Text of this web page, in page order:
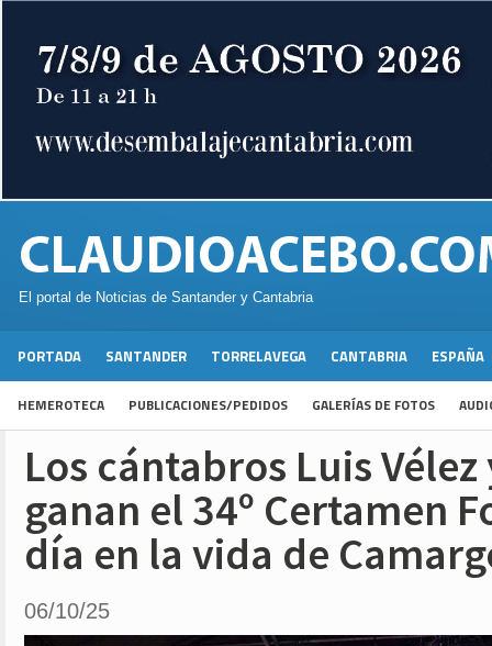
El portal de Noticias de Santander y Cantabria
PORTADA SANTANDER TORRELAVEGA CANTABRIA ESPAÑA
HEMEROTECA PUBLICACIONES/PEDIDOS GALERÍAS DE FOTOS
Los cántabros Luis
ganan el 34º Certamen
día en la vida de
06/10/25